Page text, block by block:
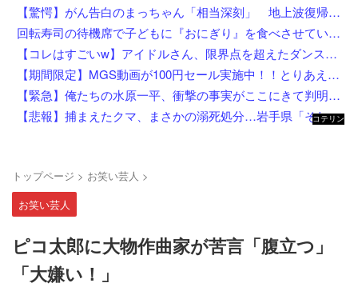
【驚愕】がん告白のまっちゃん「相当深刻」 地上波復帰の意外な切り札はまさかの…w w w w w w w w w
回転寿司の待機席で子どもに『おにぎり』を食べさせている親を目撃したんだが……え？！何しにきたん？
【コレはすごいw】アイドルさん、限界点を超えたダンスを披露した結果w w w w w w w w
【期間限定】MGS動画が100円セール実施中！！とりあえず全部買うやろｗｗｗｗｗ
【緊急】俺たちの水原一平、衝撃の事実がここにきて判明！！一発逆転へ！！←これw w w w w w w w w
【悲報】捕まえたクマ、まさかの溺死処分…岩手県「それはダメ」と町を注意
コテリン
トップページ > お笑い芸人 >
お笑い芸人
ピコ太郎に大物作曲家が苦言「腹立つ」
「大嫌い！」